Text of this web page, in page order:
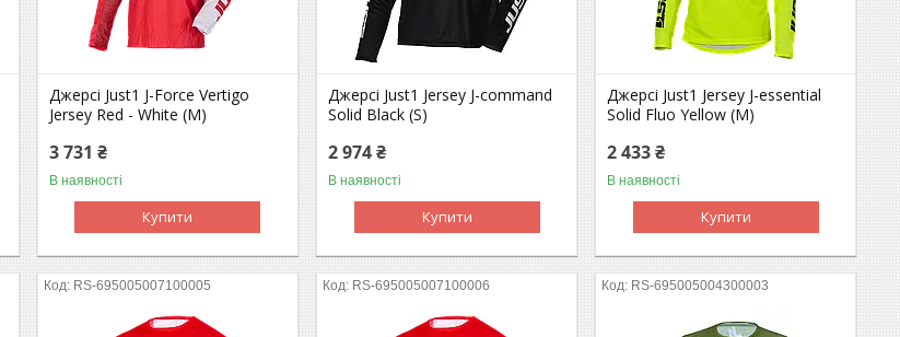
Джерсі Just1 J-Force Vertigo
Jersey Red - White (M)
3 731 ₴
В наявності
Купити
Джерсі Just1 Jersey J-command
Solid Black (S)
2 974 ₴
В наявності
Купити
Джерсі Just1 Jersey J-essential
Solid Fluo Yellow (M)
2 433 ₴
В наявності
Купити
RS-695005007100005 RS-695005007100006 RS-695005004300003